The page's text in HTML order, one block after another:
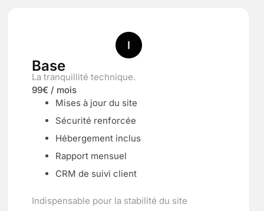
Base
La tranquillité technique.
99€ / mois
Mises à jour du site
Sécurité renforcée
Hébergement inclus
Rapport mensuel
CRM de suivi client
Indispensable pour la stabilité du site